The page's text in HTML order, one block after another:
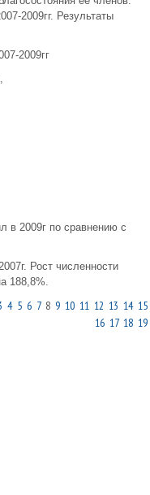
2009гг. Результаты
2009гг
в 2009г по сравнению с
Рост численности
188,8%.
4 5 6 78 9 10 11 12 13 14 15
16 17 18 19